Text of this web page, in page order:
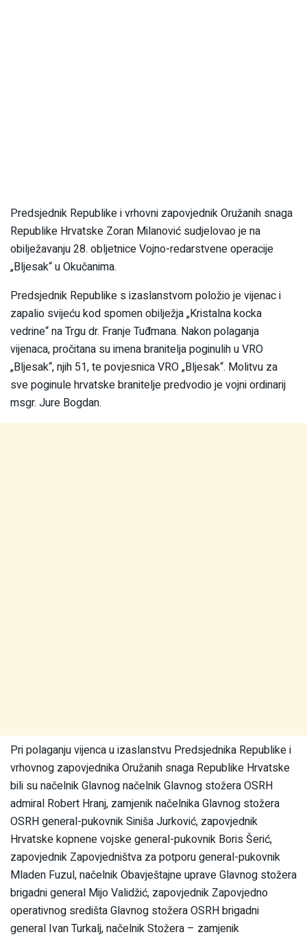
Predsjednik Republike i vrhovni zapovjednik Oružanih snaga
Republike Hrvatske Zoran Milanović sudjelovao je na
obilježavanju 28. obljetnice Vojno-redarstvene operacije
„Bljesak“ u Okučanima.
Predsjednik Republike s izaslanstvom položio je vijenac i
zapalio svijeću kod spomen obilježja „Kristalna kocka
vedrine“ na Trgu dr. Franje Tuđmana. Nakon polaganja
vijenaca, pročitana su imena branitelja poginulih u VRO
„Bljesak“, njih 51, te povjesnica VRO „Bljesak“. Molitvu za
sve poginule hrvatske branitelje predvodio je vojni ordinarij
msgr. Jure Bogdan.
Pri polaganju vijenca u izaslanstvu Predsjednika Republike i
vrhovnog zapovjednika Oružanih snaga Republike Hrvatske
bili su načelnik Glavnog načelnik Glavnog stožera OSRH
admiral Robert Hranj, zamjenik načelnika Glavnog stožera
OSRH general-pukovnik Siniša Jurković, zapovjednik
Hrvatske kopnene vojske general-pukovnik Boris Šerić,
zapovjednik Zapovjedništva za potporu general-pukovnik
Mladen Fuzul, načelnik Obavještajne uprave Glavnog stožera
brigadni general Mijo Validžić, zapovjednik Zapovjedno
operativnog središta Glavnog stožera OSRH brigadni
general Ivan Turkalj, načelnik Stožera – zamjenik